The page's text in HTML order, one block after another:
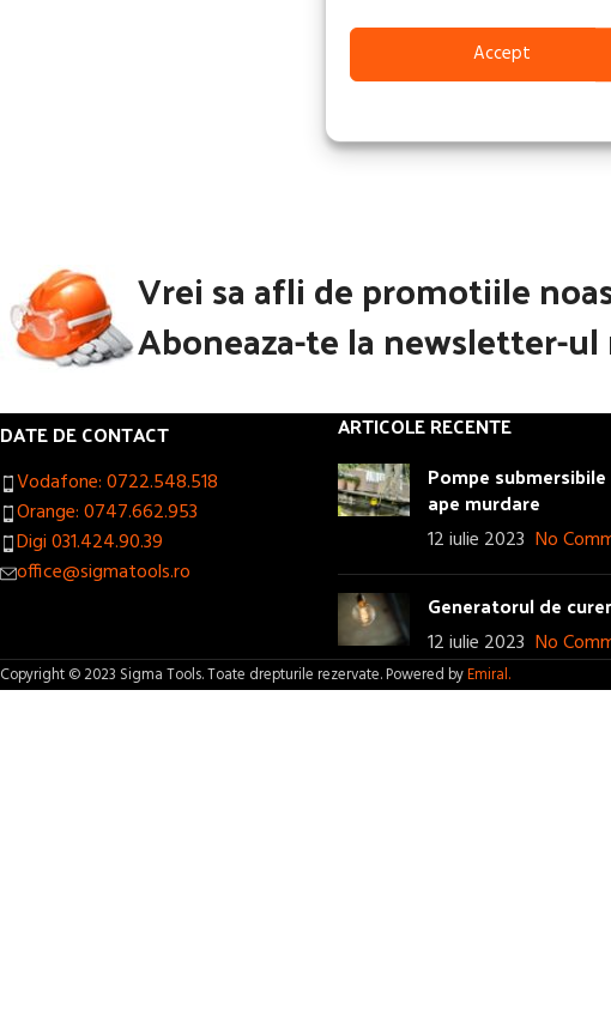
Accept
Vrei sa afli de promotiile
Aboneaza-te la newsletter-
DATE DE CONTACT
Vodafone: 0722.548.518
Orange: 0747.662.953
Digi 031.424.90.39
office@sigmatools.ro
ARTICOLE RECENTE
Pompe
ape murdare
12 iulie 2023 No
Generatorul de
12 iulie 2023 No
Copyright © 2023 Sigma Tools. Toate drepturile rezervate. Powered byEmiral.